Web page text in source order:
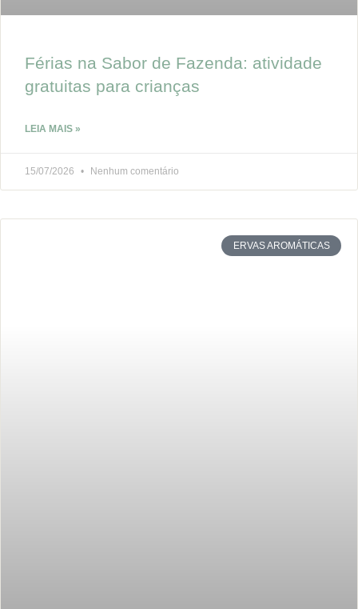
Férias na Sabor de Fazenda: atividade
gratuitas para crianças
LEIA MAIS »
15/07/2026 Nenhum comentário
ERVAS AROMÁTICAS